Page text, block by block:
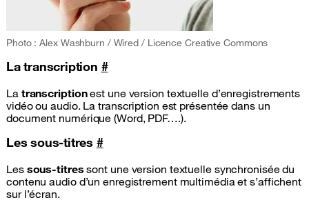
Photo : Alex Washburn / Wired / Licence Creative Commons
La transcription #
La transcriptionest une version textuelle d’enregistrements
vidéo ou audio. La transcription est présentée dans un
document numérique (Word, PDF….).
Les sous-titres #
Les sous-titres sont une version textuelle synchronisée du
contenu audio d’un enregistrement multimédia et s’affichent
sur l’écran.